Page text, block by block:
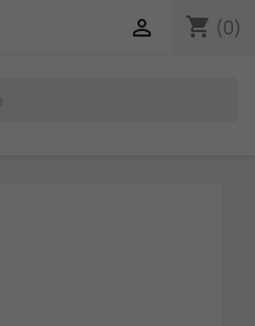
shopping_cart (0)
